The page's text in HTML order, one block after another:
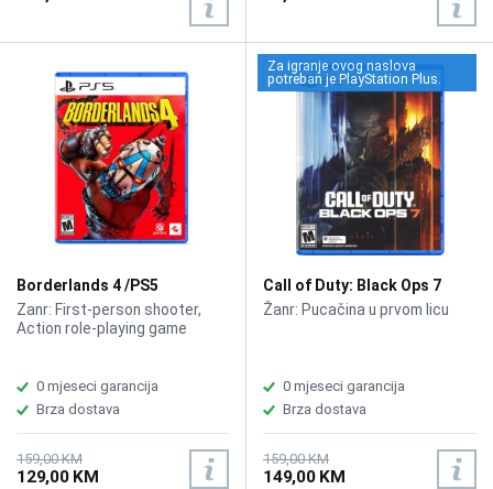
Borderlands 4 /PS5
Zanr: First-person shooter,
Action role-playing game
0 mjeseci garancija
Brza dostava
159,00 KM
129,00 KM
Za igranje ovog naslova
potreban je PlayStation Plus.
Call of Duty: Black Ops 7
/PS5
Žanr: Pucačina u prvom licu
0 mjeseci garancija
Brza dostava
159,00 KM
149,00 KM